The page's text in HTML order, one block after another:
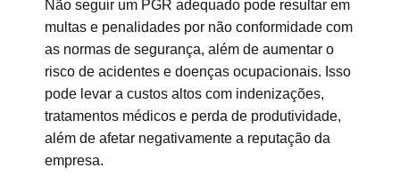
Não seguir um PGR adequado pode resultar em
multas e penalidades por não conformidade com
as normas de segurança, além de aumentar o
risco de acidentes e doenças ocupacionais. Isso
pode levar a custos altos com indenizações,
tratamentos médicos e perda de produtividade,
além de afetar negativamente a reputação da
empresa.